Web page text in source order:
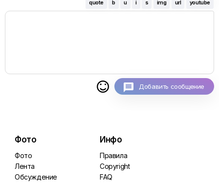
quote b u i s img url youtube
 Добавить сообщение
Фото
Фото
Лента
Обсуждение
Инфо
Правила
Copyright
FAQ